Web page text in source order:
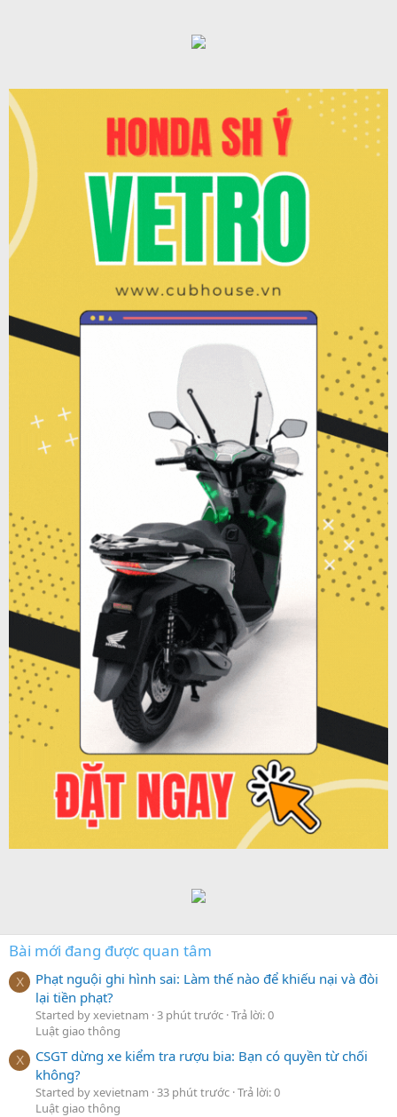
Bài mới đang được quan tâm
X
Phạt nguội ghi hình sai: Làm thế nào để khiếu nại và đòi
lại tiền phạt?
Started by xevietnam 3 phút trước Trả lời: 0
Luật giao thông
X
CSGT dừng xe kiểm tra rượu bia: Bạn có quyền từ chối
không?
Started by xevietnam 33 phút trước Trả lời: 0
Luật giao thông